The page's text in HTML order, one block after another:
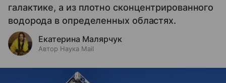
галактике, а из плотно сконцентрированного
водорода в определенных областях.
Екатерина Малярчук
Автор Наука Mail